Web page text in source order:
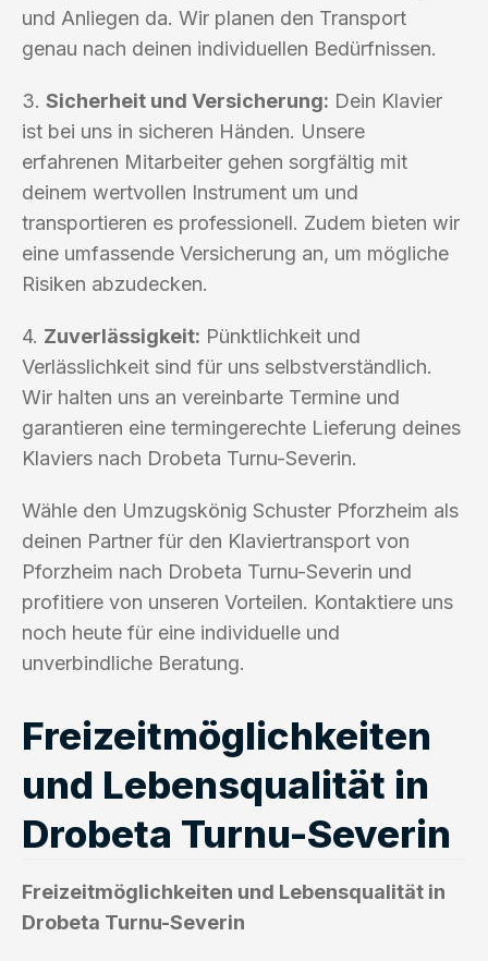
und Anliegen da. Wir planen den Transport
genau nach deinen individuellen Bedürfnissen.
3. Sicherheit und Versicherung: Dein Klavier
ist bei uns in sicheren Händen. Unsere
erfahrenen Mitarbeiter gehen sorgfältig mit
deinem wertvollen Instrument um und
transportieren es professionell. Zudem bieten wir
eine umfassende Versicherung an, um mögliche
Risiken abzudecken.
4. Zuverlässigkeit: Pünktlichkeit und
Verlässlichkeit sind für uns selbstverständlich.
Wir halten uns an vereinbarte Termine und
garantieren eine termingerechte Lieferung deines
Klaviers nach Drobeta Turnu-Severin.
Wähle den Umzugskönig Schuster Pforzheim als
deinen Partner für den Klaviertransport von
Pforzheim nach Drobeta Turnu-Severin und
profitiere von unseren Vorteilen. Kontaktiere uns
noch heute für eine individuelle und
unverbindliche Beratung.
Freizeitmöglichkeiten
und Lebensqualität in
Drobeta Turnu-Severin
Freizeitmöglichkeiten und Lebensqualität in
Drobeta Turnu-Severin